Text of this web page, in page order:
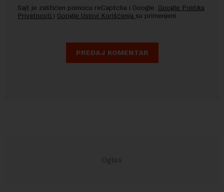
Sajt je zaštićen pomocu reCaptcha i Google. Google Politika
Privatnosti i Google Uslovi Korišćenja su primenjeni.